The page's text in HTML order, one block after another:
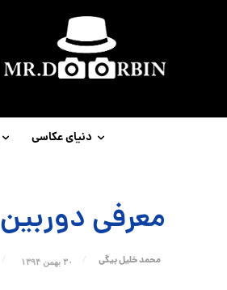
دنیای عکاسی
معرفی دوربین Canon 80D
محمد خلیل بیگی ۳۰ بهمن ۱۳۹۴